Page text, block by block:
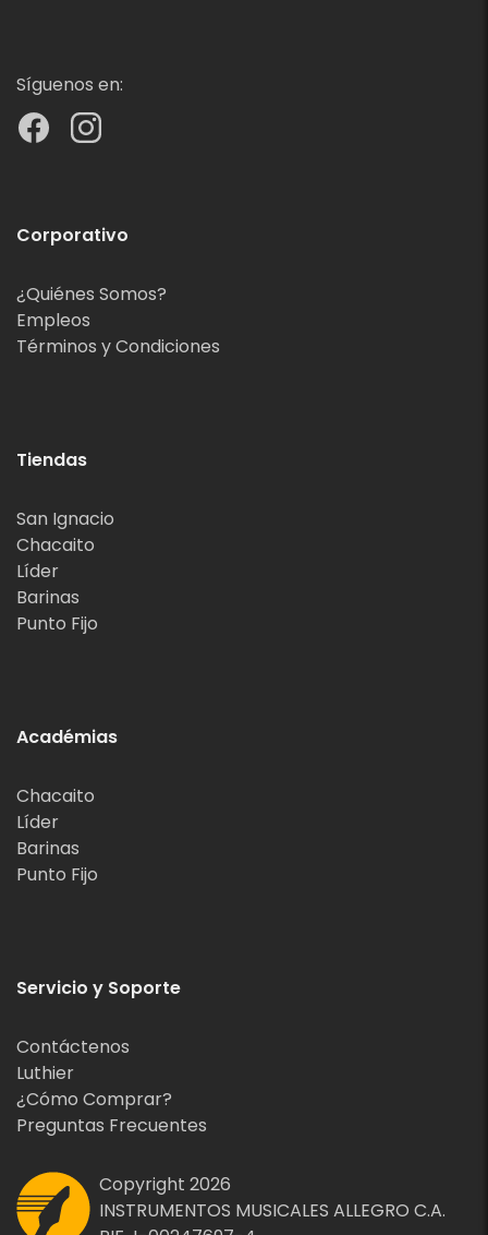
Síguenos en:
Corporativo
¿Quiénes Somos?
Empleos
Términos y Condiciones
Tiendas
San Ignacio
Chacaito
Líder
Barinas
Punto Fijo
Académias
Chacaito
Líder
Barinas
Punto Fijo
Servicio y Soporte
Contáctenos
Luthier
¿Cómo Comprar?
Preguntas Frecuentes
Copyright 2026
INSTRUMENTOS MUSICALES ALLEGRO C.A.